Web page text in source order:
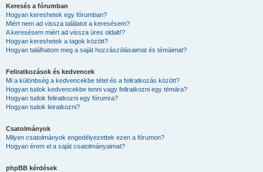
Keresés a fórumban
Hogyan kereshetek egy fórumban?
Miért nem ad vissza találatot a keresésem?
A keresésem miért ad vissza üres oldalt!?
Hogyan kereshetek a tagok között?
Hogyan találhatom meg a saját hozzászólásaimat és témáimat?
Feliratkozások és kedvencek
Mi a különbség a kedvencekbe tétel és a feliratkozás között?
Hogyan tudok kedvencekbe tenni vagy feliratkozni egy témára?
Hogyan tudok feliratkozni egy fórumra?
Hogyan tudok leiratkozni?
Csatolmányok
Milyen csatolmányok engedélyezettek ezen a fórumon?
Hogyan érem el a saját csatolmányaimat?
phpBB kérdések